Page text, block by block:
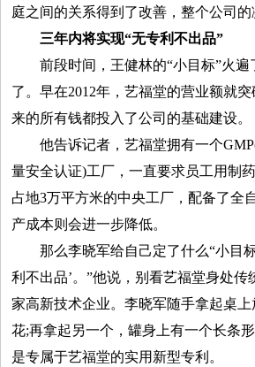
庭之间的关系得到了改善，整个公司的
三年内将实现“无专利不出品”
前段时间，王健林的“小目标”火遍
了。早在2012年，艺福堂的营业额就
来的所有钱都投入了公司的基础建设。
他告诉记者，艺福堂拥有一个GMP(
量安全认证)工厂，一直要求员工用制
占地3万平方米的中央工厂，配备了全
产成本则会进一步降低。
那么李晓军给自己定了什么“小目标
利不出品’。”他说，别看艺福堂身处
家高新技术企业。李晓军随手拿起桌
花;再拿起另一个，罐身上有一个长条
是专属于艺福堂的实用新型专利。